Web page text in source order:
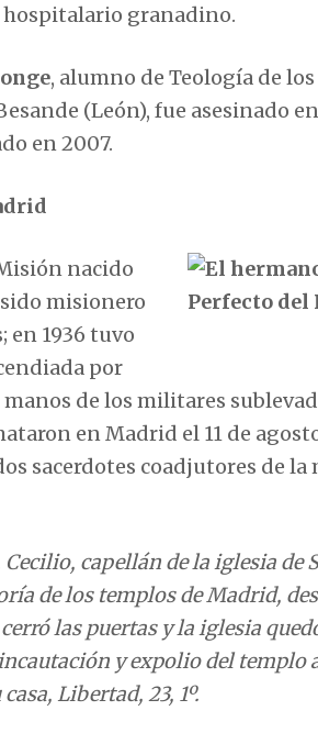
hospitalario granadino.
, alumno de Teología de los
(León), fue asesinado
en 2007.
nacido
sido misionero
en 1936 tuvo
por
de los militares
en Madrid el 11 de
sacerdotes coadjutores de la
capellán de la iglesia de
de los templos de Madrid,
las puertas y la iglesia
y expolio del templo
Libertad, 23, 1º.